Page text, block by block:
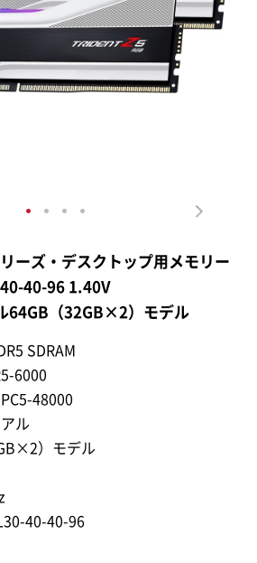
ーズ・デスクトップ用メモリー
40-96 1.40V
64GB（32GB×2）モデル
SDRAM
6000
48000
ル
）モデル
40-40-96